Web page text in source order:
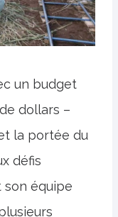
un budget
dollars –
la portée du
défis
équipe